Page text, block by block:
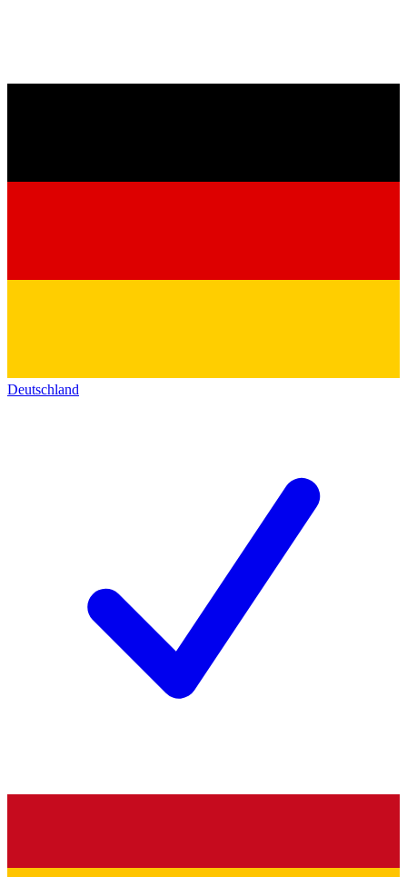
Deutschland